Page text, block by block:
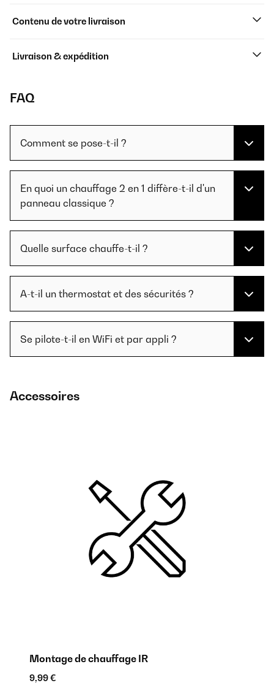
Contenu de votre livraison
Livraison & expédition
FAQ
Comment se pose-t-il ?
En quoi un chauffage 2 en 1 diffère-t-il d'un
panneau classique ?
Quelle surface chauffe-t-il ?
A-t-il un thermostat et des sécurités ?
Se pilote-t-il en WiFi et par appli ?
Accessoires
Montage de chauffage IR
9,99 €